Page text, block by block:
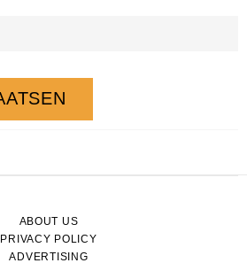
ABOUT US
PRIVACY POLICY
ADVERTISING